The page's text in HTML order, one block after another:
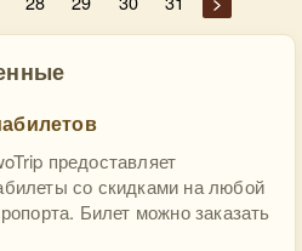
предоставляет
со скидками на любой
Билет можно заказать